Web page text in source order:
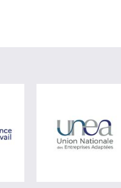
fenêtre)
visiter les site de France